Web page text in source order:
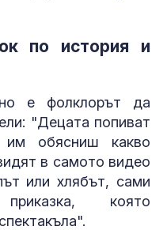
по история и
е фолклорът да
"Децата попиват
обясниш какво
в самото видео
или хлябът, сами
която